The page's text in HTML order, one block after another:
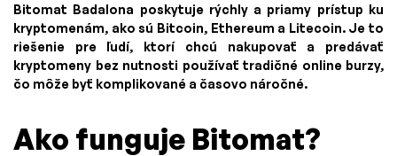
Bitomat Badalona poskytuje rýchly a priamy prístup ku
kryptomenám, ako sú Bitcoin, Ethereum a Litecoin. Je to
riešenie pre ľudí, ktorí chcú nakupovať a predávať
kryptomeny bez nutnosti používať tradičné online burzy,
čo môže byť komplikované a časovo náročné.
Ako funguje Bitomat?